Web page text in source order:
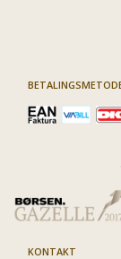
KONTAKT